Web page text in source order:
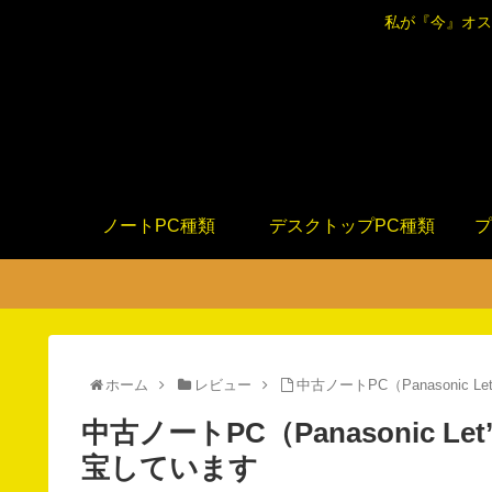
私が『今』オ
ノートPC種類 デスクトップPC種類
ホーム レビュー 中古ノートPC（Panasonic
中古ノートPC（Panasonic
宝しています